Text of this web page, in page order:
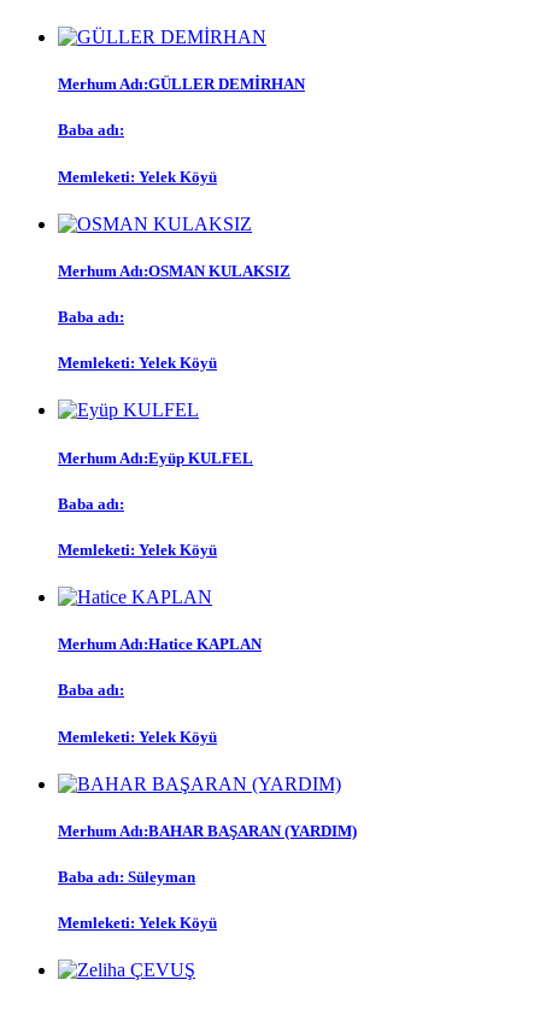
Merhum Adı:GÜLLER DEMİRHAN
Baba adı:
Memleketi: Yelek Köyü
Merhum Adı:OSMAN KULAKSIZ
Baba adı:
Memleketi: Yelek Köyü
Merhum Adı:Eyüp KULFEL
Baba adı:
Memleketi: Yelek Köyü
Merhum Adı:Hatice KAPLAN
Baba adı:
Memleketi: Yelek Köyü
Merhum Adı:BAHAR BAŞARAN (YARDIM)
Baba adı: Süleyman
Memleketi: Yelek Köyü